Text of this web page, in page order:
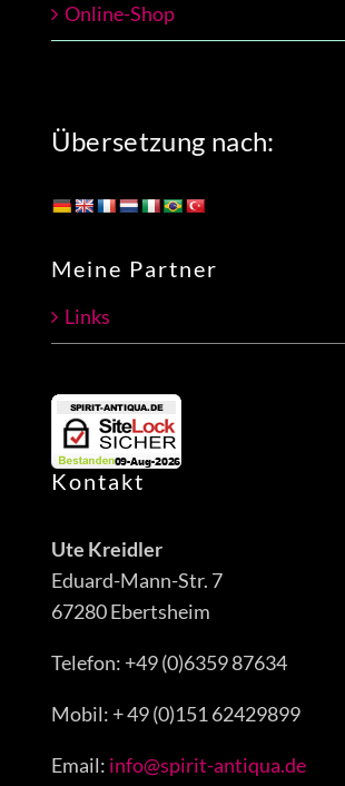
Online-Shop
Übersetzung nach:
Meine Partner
Links
Kontakt
Ute Kreidler
Eduard-Mann-Str. 7
67280 Ebertsheim
Telefon: +49 (0)6359 87634
Mobil: + 49 (0)151 62429899
Email: info@spirit-antiqua.de